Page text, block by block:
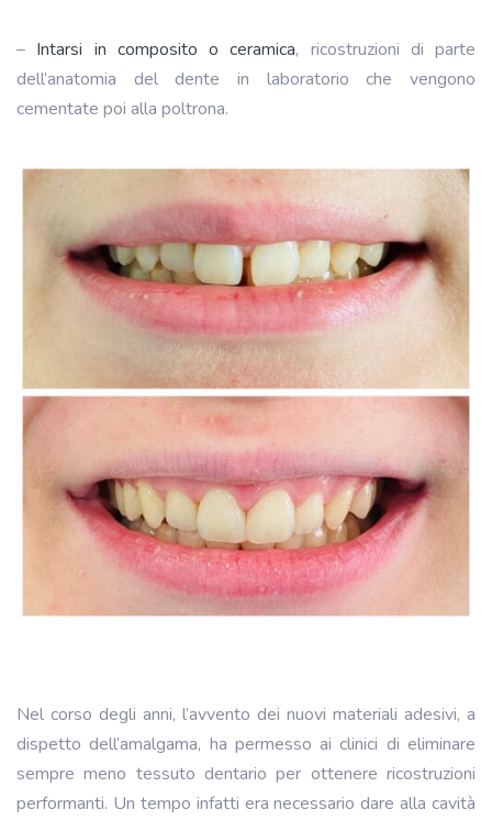
– Intarsi in composito o ceramica, ricostruzioni di parte
dell’anatomia del dente in laboratorio che vengono
cementate poi alla poltrona.
Nel corso degli anni, l’avvento dei nuovi materiali adesivi, a
dispetto dell’amalgama, ha permesso ai clinici di eliminare
sempre meno tessuto dentario per ottenere ricostruzioni
performanti. Un tempo infatti era necessario dare alla cavità